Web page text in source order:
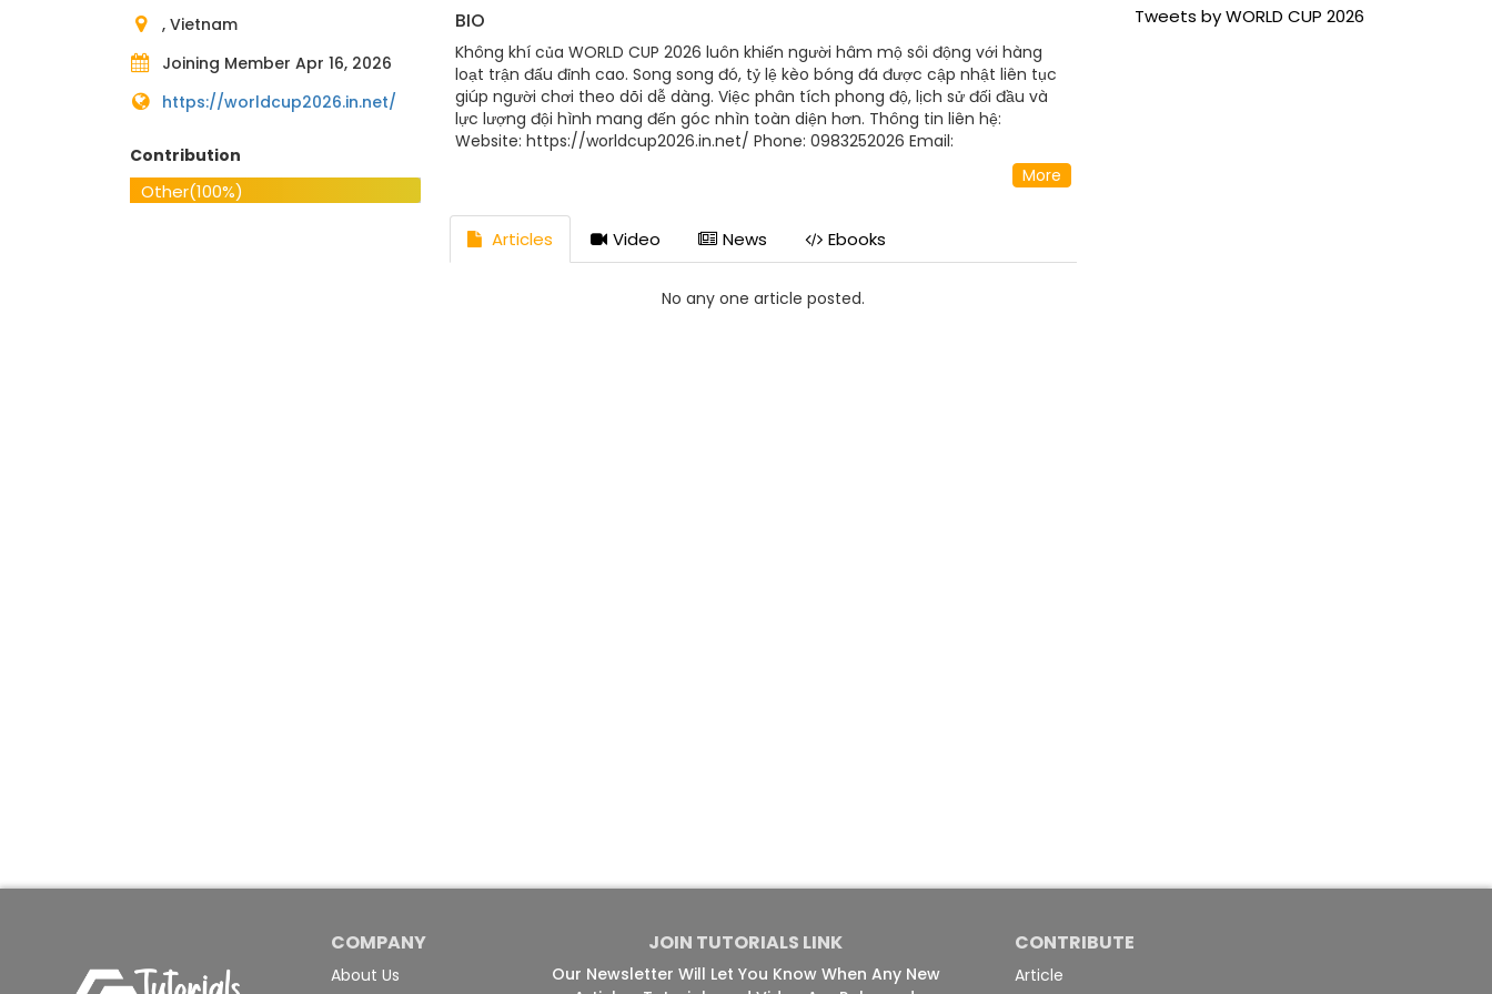
, Vietnam
Joining Member Apr 16, 2026
https://worldcup2026.in.net/
Contribution
Other(100%)
BIO
Không khí của WORLD CUP 2026 luôn khiến người hâm mộ sôi động với hàng
loạt trận đấu đỉnh cao. Song song đó, tỷ lệ kèo bóng đá được cập nhật liên tục
giúp người chơi theo dõi dễ dàng. Việc phân tích phong độ, lịch sử đối đầu và
lực lượng đội hình mang đến góc nhìn toàn diện hơn. Thông tin liên hệ:
Website: https://worldcup2026.in.net/ Phone: 0983252026 Email:
support@worldcup2026.in.net Địa chỉ: 402 Đ. Cây Trâm, Phường 8, Thông Tây
Hội, Hồ Chí Minh, Vietnam Hastag: #WorldCup2026 #Soikeo #KeoNhaCai More
Articles Video News Ebooks
No any one article posted.
Tweets by WORLD CUP 2026
COMPANY
About Us
JOIN TUTORIALS LINK
Our Newsletter Will Let You Know When Any New
CONTRIBUTE
Article